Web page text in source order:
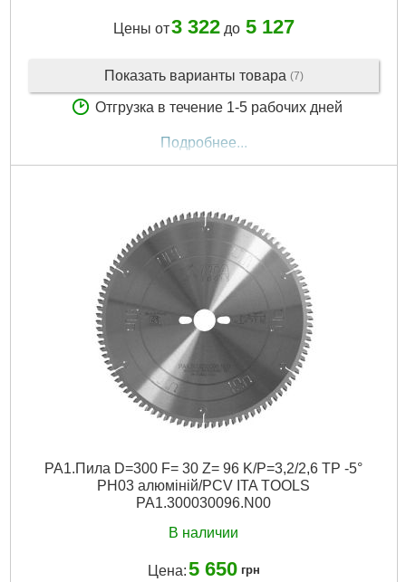
Цены от3 322до 5 127
Показать варианты товара (7)
Отгрузка в течение 1-5 рабочих дней
Подробнее...
PA1.Пила D=300 F= 30 Z= 96 K/P=3,2/2,6 TP -5°
PH03 алюміній/PCV ITA TOOLS
PA1.300030096.N00
В наличии
Цена:5 650 грн